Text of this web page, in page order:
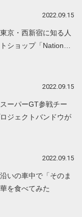
2022.09.15
京・西新宿に知る人
ショップ「Nation…
2022.09.15
ーパーGT参戦チー
ジェクトバンドウが
2022.09.15
いの車中で「そのま
を食べてみた